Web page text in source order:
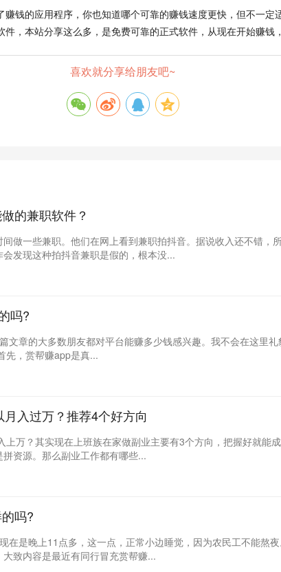
赚钱的应用程序，你也知道哪个可靠的赚钱速度更快，但不一定
件，本站分享这么多，是免费可靠的正式软件，从现在开始赚钱
喜欢就分享给朋友吧~
的兼职软件？
做一些兼职。他们在网上看到兼职拍抖音。据说收入还不错，
发现这种拍抖音兼职是假的，根本没...
吗?
文章的大多数朋友都对平台能赚多少钱感兴趣。我不会在这里
先，赏帮赚app是真...
入过万？推荐4个好方向
上万？其实现在上班族在家做副业主要有3个方向，把握好就能
资源。那么副业工作都有哪些...
吗?
在是晚上11点多，这一点，正常小边睡觉，因为农民工不能熬
致内容是最近有同行冒充赏帮赚...